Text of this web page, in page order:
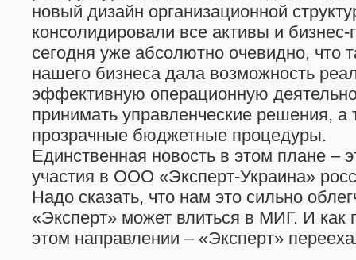
новый дизайн организационной
консолидировали все активы и
сегодня уже абсолютно очевидно, что
нашего бизнеса дала возможность
эффективную операционную
принимать управленческие решения, а
прозрачные бюджетные процедуры.
Единственная новость в этом плане –
участия в ООО «Эксперт-Украина»
Надо сказать, что нам это сильно
«Эксперт» может влиться в МИГ. И как
этом направлении – «Эксперт»